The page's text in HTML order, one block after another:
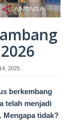
2025
berkembang
telah menjadi
Mengapa tidak?